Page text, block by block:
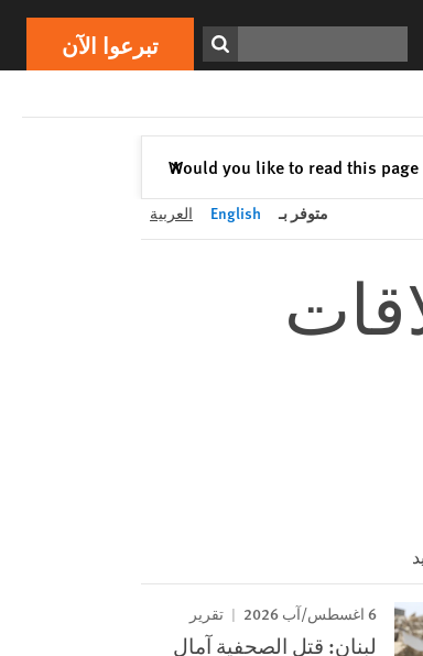
تبرعوا الآن
Would you like to read this
✕إغلاق
Print تبرعوا الآن
متوفر بـ English العربية
6 اغسطس/آب 2026 تقرير
لبنان: قتل الصحفية آمال